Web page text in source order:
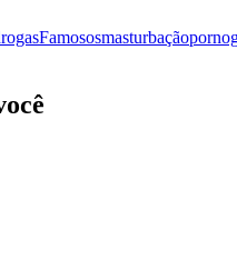
Famososmasturbação